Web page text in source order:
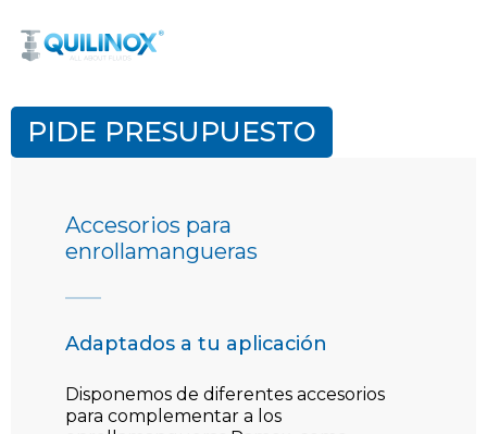
PIDE PRESUPUESTO
Accesorios para
enrollamangueras
Adaptados a tu aplicación
Disponemos de diferentes accesorios
para complementar a los